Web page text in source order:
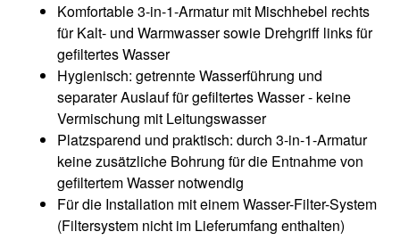
Komfortable 3-in-1-Armatur mit Mischhebel rechts
für Kalt- und Warmwasser sowie Drehgriff links für
gefiltertes Wasser
Hygienisch: getrennte Wasserführung und
separater Auslauf für gefiltertes Wasser - keine
Vermischung mit Leitungswasser
Platzsparend und praktisch: durch 3-in-1-Armatur
keine zusätzliche Bohrung für die Entnahme von
gefiltertem Wasser notwendig
Für die Installation mit einem Wasser-Filter-System
(Filtersystem nicht im Lieferumfang enthalten)